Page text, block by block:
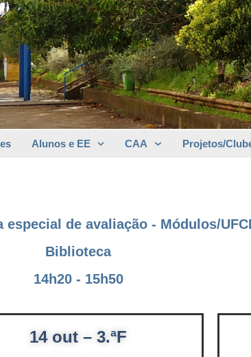
Alunos e EE CAA Projetos/
especial de avaliação - Módulos/
Biblioteca
14h20 - 15h50
14 out – 3.ªF